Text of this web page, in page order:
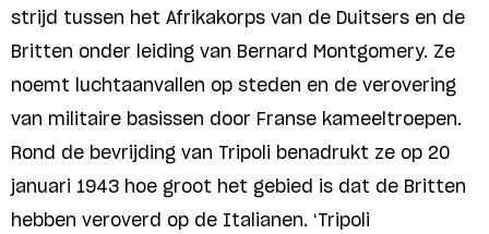
strijd tussen het Afrikakorps van de Duitsers en de
Britten onder leiding van Bernard Montgomery. Ze
noemt luchtaanvallen op steden en de verovering
van militaire basissen door Franse kameeltroepen.
Rond de bevrijding van Tripoli benadrukt ze op 20
januari 1943 hoe groot het gebied is dat de Britten
hebben veroverd op de Italianen. ‘Tripoli